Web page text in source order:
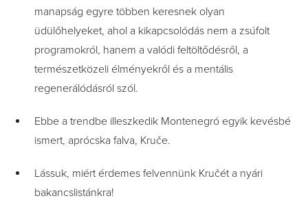
manapság egyre többen keresnek olyan
üdülőhelyeket, ahol a kikapcsolódás nem a zsúfolt
programokról, hanem a valódi feltöltődésről, a
természetközeli élményekről és a mentális
regenerálódásról szól.
Ebbe a trendbe illeszkedik Montenegró egyik kevésbé
ismert, aprócska falva, Kruče.
Lássuk, miért érdemes felvennünk Kručét a nyári
bakancslistánkra!